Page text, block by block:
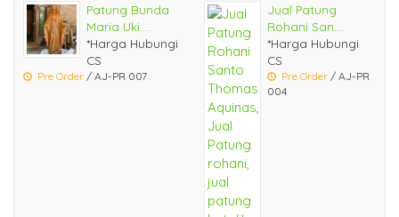
Patung Bunda
Maria Uki....
*Harga Hubungi
CS
Pre Order / AJ-PR 007
Jual Patung
Rohani San....
*Harga Hubungi
CS
Pre Order / AJ-PR
004